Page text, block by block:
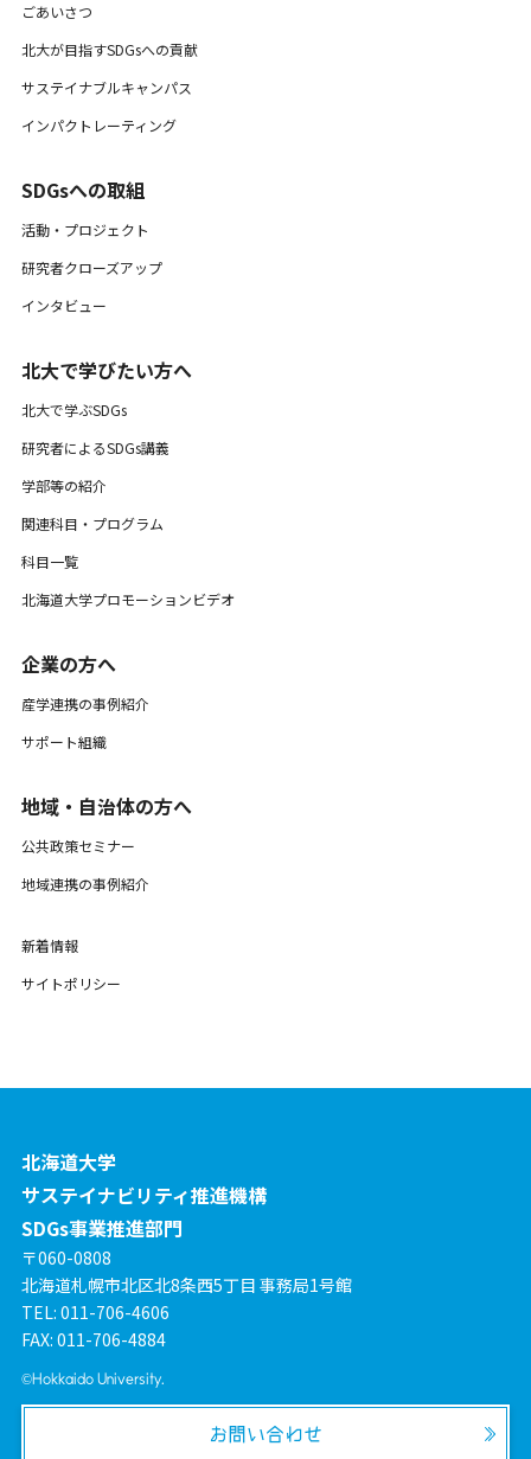
ごあいさつ
北大が目指すSDGsへの貢献
サステイナブルキャンパス
インパクトレーティング
SDGsへの取組
活動・プロジェクト
研究者クローズアップ
インタビュー
北大で学びたい方へ
北大で学ぶSDGs
研究者によるSDGs講義
学部等の紹介
関連科目・プログラム
科目一覧
北海道大学プロモーションビデオ
企業の方へ
産学連携の事例紹介
サポート組織
地域・自治体の方へ
公共政策セミナー
地域連携の事例紹介
新着情報
サイトポリシー
北海道大学
サステイナビリティ推進機構
SDGs事業推進部門
〒060-0808
北海道札幌市北区北8条西5丁目 事務局1号館
TEL: 011-706-4606
FAX: 011-706-4884
©Hokkaido University.
お問い合わせ